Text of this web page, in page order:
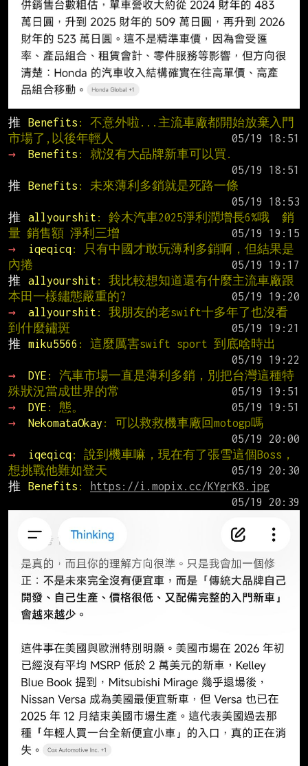
推 Benefits : 不意外啦...主流車廠都開始放棄入門
市場了,以後年輕人
→
Benefits : 就沒有大品牌新車可以買.
推
Benefits : 未來薄利多銷就是死路一條
推
allyourshit : 鈴木汽車2025淨利潤增長6%哦  銷
量 銷售額 淨利三增
→
iqeqicq: 只有中國才敢玩薄利多銷啊，但結果是
內捲
推
allyourshit : 我比較想知道還有什麼主流車廠跟
本田一樣鏽態嚴重的?
→
allyourshit : 我朋友的老swift十多年了也沒看
到什麼鏽斑
推
miku5566 : 這麼厲害swift sport 到底啥時出
→
DYE : 汽車市場一直是薄利多銷，別把台灣這種特
殊狀況當成世界的常
→
DYE : 態。
→
NekomataOkay : 可以救救機車廠回motogp嗎
→
iqeqicq: 說到機車嘛，現在有了張雪這個Boss，
想挑戰他難如登天
推
Benefits :
https://i.mopix.cc/KYgrK8.jpg